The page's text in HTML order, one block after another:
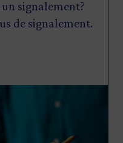
signalement?
de signalement.